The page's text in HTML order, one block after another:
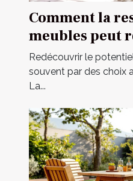
Comment la
meubles peut
intérieur ?
Redécouvrir le
souvent par des choix
La...